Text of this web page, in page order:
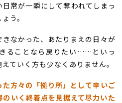
常が一瞬にして奪われてしまっ
う。
なかった、あたりまえの日々が
ることなら戻りたい……といっ
ていく方も少なくありません。
た方々の「拠り所」として辛いご
いく終着点を見据えて尽力いた